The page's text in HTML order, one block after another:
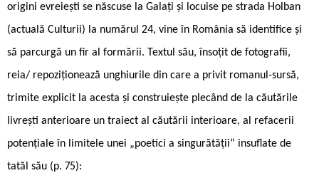
origini evreiești se născuse la Galați și locuise pe strada Holban
(actuală Culturii) la numărul 24, vine în România să identifice și
să parcurgă un fir al formării. Textul său, însoțit de fotografii,
reia/ repoziționează unghiurile din care a privit romanul-sursă,
trimite explicit la acesta și construiește plecând de la căutările
livrești anterioare un traiect al căutării interioare, al refacerii
potențiale în limitele unei „poetici a singurătății“ insuflate de
tatăl său (p. 75):